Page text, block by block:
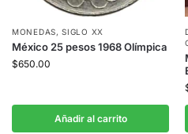
MONEDAS,SIGLO XX
México 25 pesos 1968 Olímpica
$650.00
Añadir al carrito